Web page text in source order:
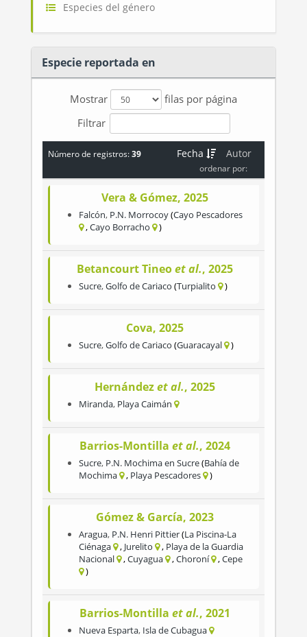
Especies del género
Especie reportada en
Mostrar
filas por página
Filtrar
Número de registros:39 Autor
Fecha
ordenar por:
Vera & Gómez, 2025
Falcón, P.N. Morrocoy Cayo Pescadores
Cayo Borracho
Betancourt Tineoet al., 2025
Sucre,Golfo de Cariaco Turpialito
Cova, 2025
Sucre,Golfo de Cariaco Guaracayal
Hernándezet al., 2025
Miranda, Playa Caimán
Barrios-Montilla et al., 2024
Sucre, P.N. Mochima en Sucre Bahía de
Mochima
Playa Pescadores
Gómez & García, 2023
Aragua, P.N. Henri Pittier La Piscina-La
Ciénaga
Jurelito
Playa de la Guardia
Nacional
Cuyagua Choroní Cepe
Barrios-Montilla et al., 2021
Nueva Esparta, Isla de Cubagua